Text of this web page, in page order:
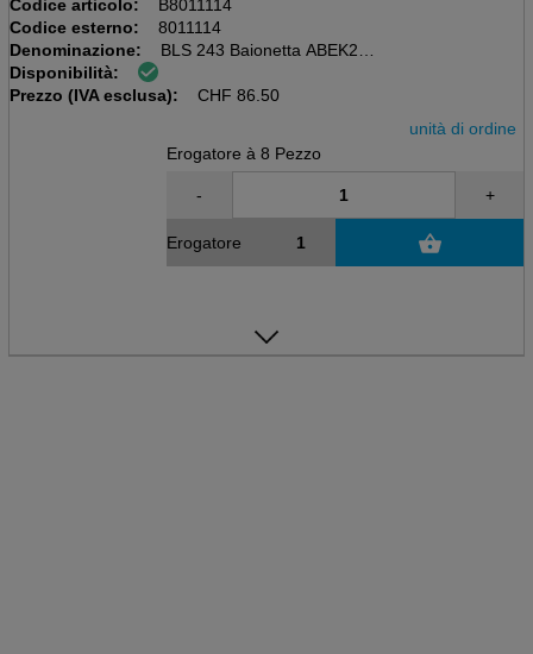
Codice articolo:
B8011114
Codice esterno:
8011114
Denominazione:
BLS 243 Baionetta ABEK2
Collegamento con la baionetta del filtro a gas
Disponibilità:
Prezzo (IVA esclusa):
CHF 86.50
unità di ordine
Erogatore à 8 Pezzo
- +
Erogatore